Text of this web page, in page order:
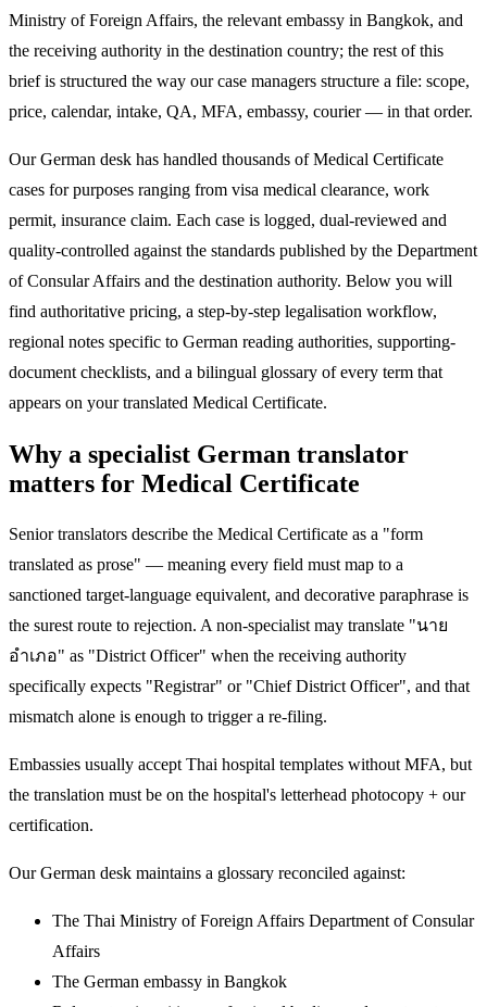
Ministry of Foreign Affairs, the relevant embassy in Bangkok, and
the receiving authority in the destination country; the rest of this
brief is structured the way our case managers structure a file: scope,
price, calendar, intake, QA, MFA, embassy, courier — in that order.
Our German desk has handled thousands of Medical Certificate
cases for purposes ranging from visa medical clearance, work
permit, insurance claim. Each case is logged, dual-reviewed and
quality-controlled against the standards published by the Department
of Consular Affairs and the destination authority. Below you will
find authoritative pricing, a step-by-step legalisation workflow,
regional notes specific to German reading authorities, supporting-
document checklists, and a bilingual glossary of every term that
appears on your translated Medical Certificate.
Why a specialist German translator
matters for Medical Certificate
Senior translators describe the Medical Certificate as a "form
translated as prose" — meaning every field must map to a
sanctioned target-language equivalent, and decorative paraphrase is
the surest route to rejection. A non-specialist may translate "นาย
อำเภอ" as "District Officer" when the receiving authority
specifically expects "Registrar" or "Chief District Officer", and that
mismatch alone is enough to trigger a re-filing.
Embassies usually accept Thai hospital templates without MFA, but
the translation must be on the hospital's letterhead photocopy + our
certification.
Our German desk maintains a glossary reconciled against:
The Thai Ministry of Foreign Affairs Department of Consular
Affairs
The German embassy in Bangkok